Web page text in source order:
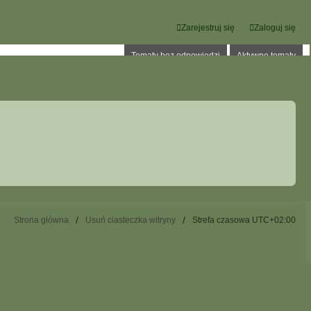
Zaloguj się
Zarejestruj się
Tematy bez odpowiedzi Aktywne tematy
Strona główna Usuń ciasteczka witryny Strefa czasowa UTC+02:00